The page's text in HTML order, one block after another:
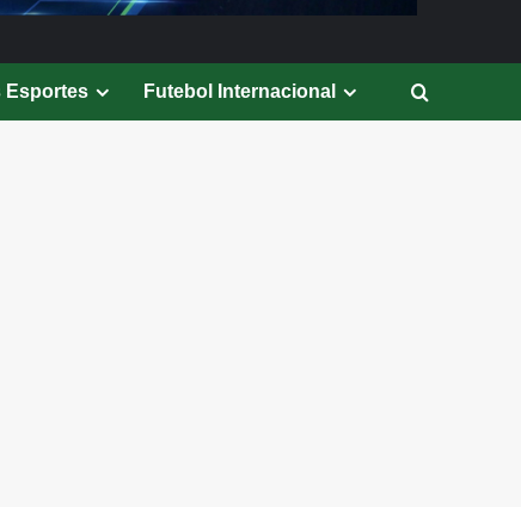
Esportes Futebol Internacional